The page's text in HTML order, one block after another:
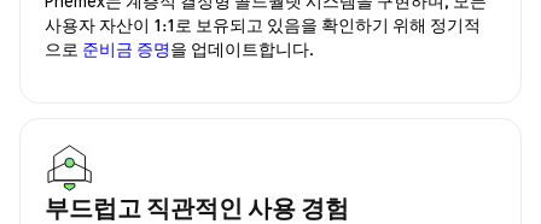
사용자 자산이 1:1로 보유되고 있음을 확인하기 위해 정기적
으로 준비금 증명을 업데이트합니다.
부드럽고 직관적인 사용 경험